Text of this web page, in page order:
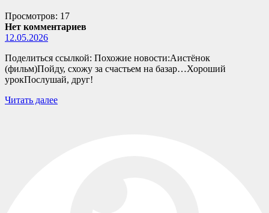
Просмотров: 17
Нет комментариев
12.05.2026
Поделиться ссылкой: Похожие новости:Аистёнок
(фильм)Пойду, схожу за счастьем на базар…Хороший
урокПослушай, друг!
Читать далее